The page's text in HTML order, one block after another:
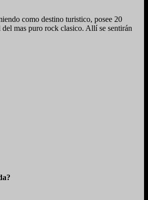
como destino turistico, posee 20
mas puro rock clasico. Allí se sentirán